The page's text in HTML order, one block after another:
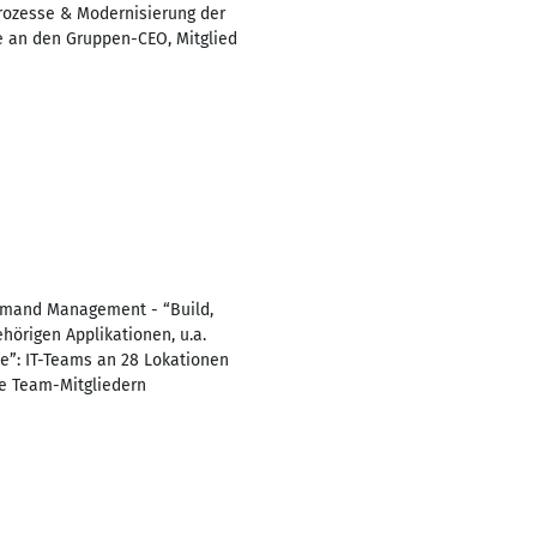
& Modernisierung der
den Gruppen-CEO, Mitglied
Management - “Build,
Applikationen, u.a.
IT-Teams an 28 Lokationen
Team-Mitgliedern